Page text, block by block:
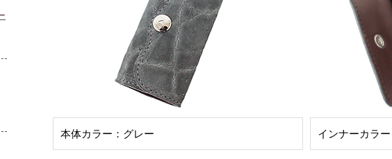
本体カラー：グレー インナーカラ